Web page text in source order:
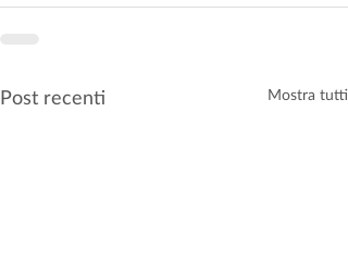
Post recenti Mostra tutti